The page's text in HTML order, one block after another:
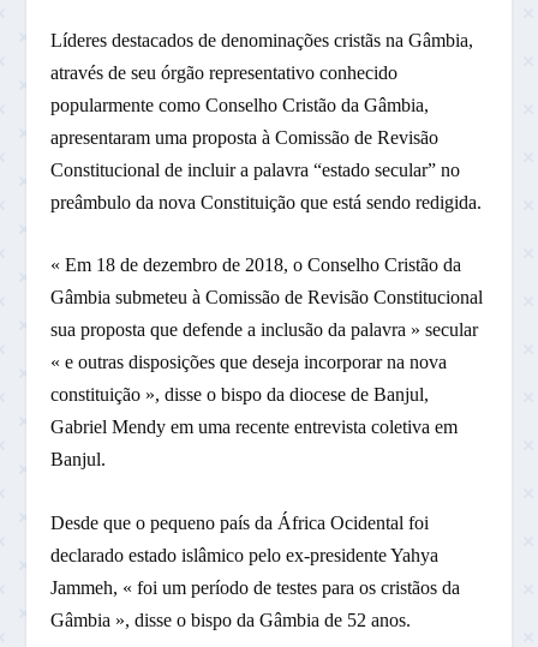
Líderes destacados de denominações cristãs na Gâmbia,
através de seu órgão representativo conhecido
popularmente como Conselho Cristão da Gâmbia,
apresentaram uma proposta à Comissão de Revisão
Constitucional de incluir a palavra “estado secular” no
preâmbulo da nova Constituição que está sendo redigida.
« Em 18 de dezembro de 2018, o Conselho Cristão da
Gâmbia submeteu à Comissão de Revisão Constitucional
sua proposta que defende a inclusão da palavra » secular
« e outras disposições que deseja incorporar na nova
constituição », disse o bispo da diocese de Banjul,
Gabriel Mendy em uma recente entrevista coletiva em
Banjul.
Desde que o pequeno país da África Ocidental foi
declarado estado islâmico pelo ex-presidente Yahya
Jammeh, « foi um período de testes para os cristãos da
Gâmbia », disse o bispo da Gâmbia de 52 anos.